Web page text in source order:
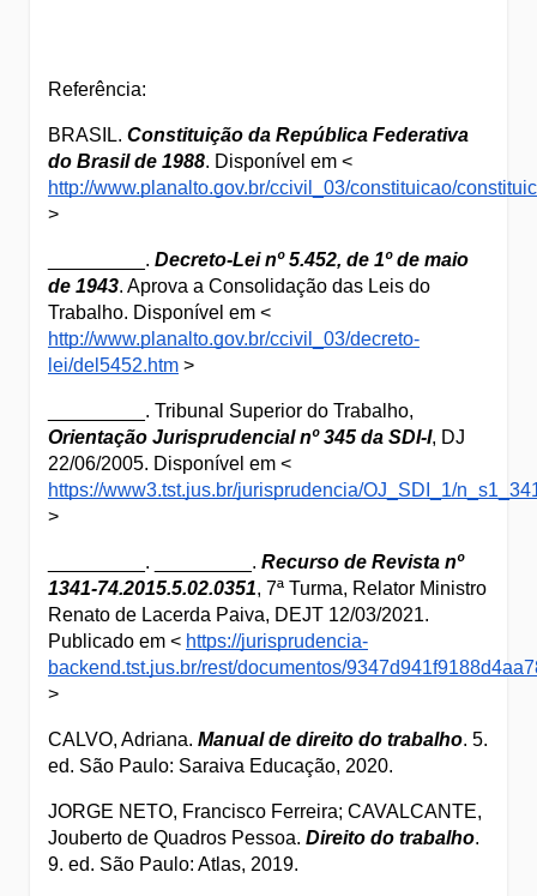
Referência:
BRASIL. Constituição da República Federativa
do Brasil de 1988
http://www.planalto.gov.br/ccivil_03/constituicao/
>
_________. Decreto-Lei nº 5.452, de 1º de maio
de 1943. Aprova a Consolidação das Leis do
http://www.planalto.gov.br/ccivil_03/decreto-
lei/del5452.htm >
Orientação Jurisprudencial nº 345 da SDI-I, DJ
https://www3.tst.jus.br/jurisprudencia/OJ_SDI_1/
>
_________. _________. Recurso de Revista nº
1341-74.2015.5.02.0351, 7ª Turma, Relator Ministro
Renato de Lacerda Paiva, DEJT 12/03/2021.
Publicado em < https://jurisprudencia-
backend.tst.jus.br/rest/documentos/
>
CALVO, Adriana. Manual de direito do trabalho. 5.
ed. São Paulo: Saraiva Educação, 2020.
JORGE NETO, Francisco Ferreira; CAVALCANTE,
Jouberto de Quadros Pessoa. Direito do trabalho.
9. ed. São Paulo: Atlas, 2019.